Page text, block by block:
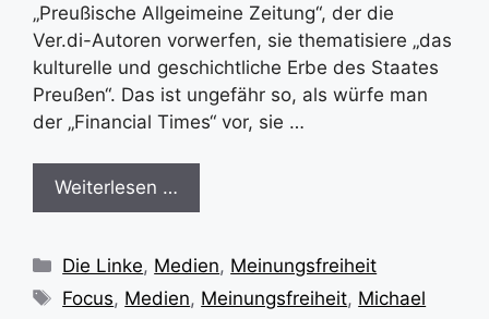
„Preußische Allgeimeine Zeitung“, der die
Ver.di-Autoren vorwerfen, sie thematisiere „das
kulturelle und geschichtliche Erbe des Staates
Preußen“. Das ist ungefähr so, als würfe man
der „Financial Times“ vor, sie …
Weiterlesen …
Kategorien
Die Linke, Medien, Meinungsfreiheit
Schlagwörter
Focus, Medien, Meinungsfreiheit, Michael